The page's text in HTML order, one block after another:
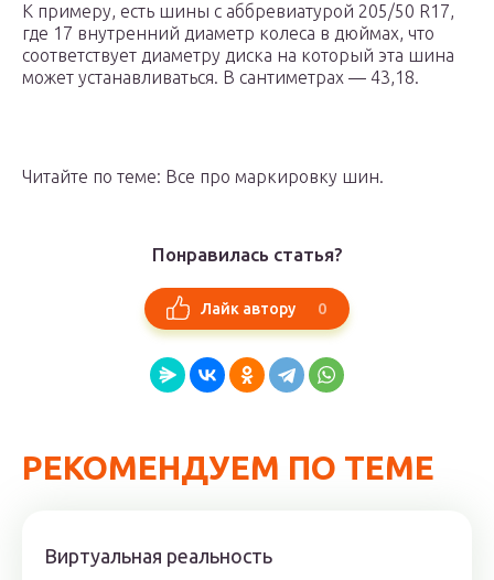
К примеру, есть шины с аббревиатурой 205/50 R17,
где 17 внутренний диаметр колеса в дюймах, что
соответствует диаметру диска на который эта шина
может устанавливаться. В сантиметрах — 43,18.
Читайте по теме: Все про маркировку шин.
Понравилась статья?
Лайк автору 0
РЕКОМЕНДУЕМ ПО ТЕМЕ
Виртуальная реальность